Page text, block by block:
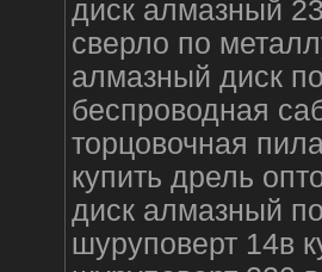
диск алмазный
сверло по
алмазный диск
беспроводная
торцовочная
купить дрель
диск алмазный
шуруповерт 14в